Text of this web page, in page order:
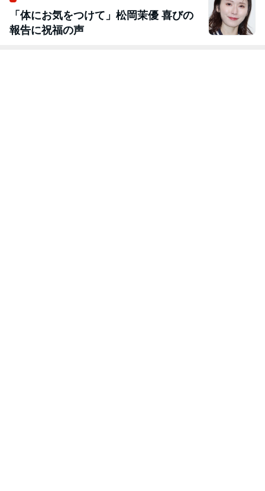
「体にお気をつけて」松岡茉優 喜びの
報告に祝福の声